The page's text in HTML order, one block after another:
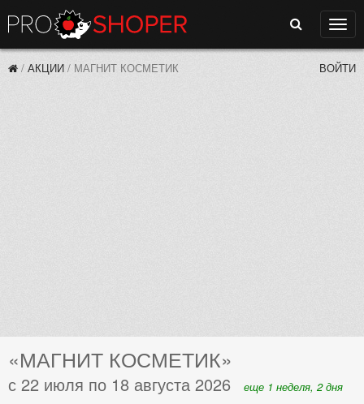
Поиск
/ АКЦИИ / МАГНИТ КОСМЕТИК ВОЙТИ
«МАГНИТ КОСМЕТИК»
с 22 июля по 18 августа 2026 еще 1 неделя, 2 дня